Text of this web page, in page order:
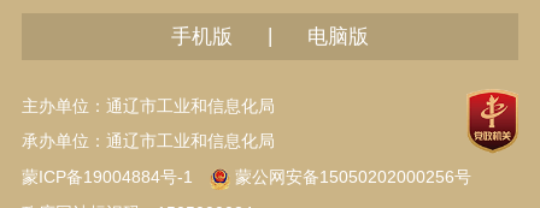
手机版 电脑版
主办单位：通辽市工业和信息化局
承办单位：通辽市工业和信息化局
蒙ICP备19004884号-1
蒙公网安备15050202000256号